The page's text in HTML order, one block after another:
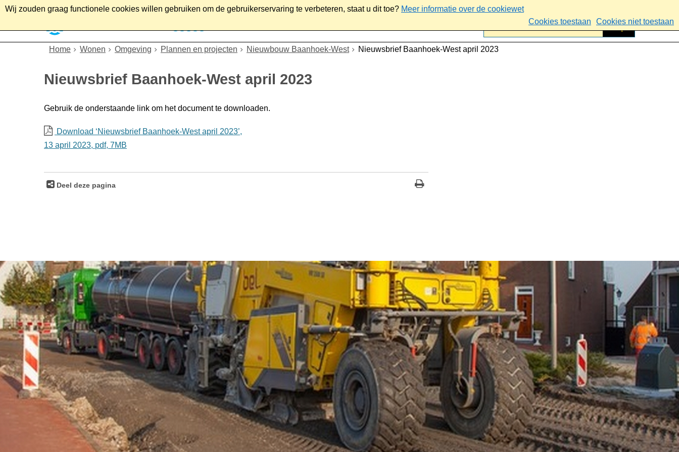
Wij zouden graag functionele cookies willen gebruiken om de gebruikerservaring te verbeteren, staat u dit toe? Meer informatie over de cookiewet
Cookies toestaan
Cookies niet toestaan
Home Wonen Omgeving Plannen en projecten Nieuwbouw Baanhoek-West Nieuwsbrief Baanhoek-West april 2023
Nieuwsbrief Baanhoek-West april 2023
Gebruik de onderstaande link om het document te downloaden.
Download ‘Nieuwsbrief Baanhoek-West april 2023’,
13 april 2023, pdf, 7MB
Deel deze pagina